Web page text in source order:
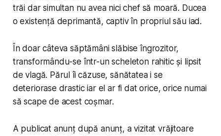
trăi dar simultan nu avea nici chef să moară. Ducea
o existență deprimantă, captiv în propriul său iad.
În doar câteva săptămâni slăbise îngrozitor,
transformându-se într-un scheleton rahitic și lipsit
de vlagă. Părul îi căzuse, sănătatea i se
deteriorase drastic iar el ar fi dat orice, orice numai
să scape de acest coșmar.
A publicat anunț după anunț, a vizitat vrăjitoare